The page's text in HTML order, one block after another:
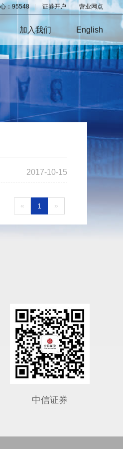
：95548 | 证券开户 营业网点
加入我们 English
2017-10-15
« 1 »
中信证券